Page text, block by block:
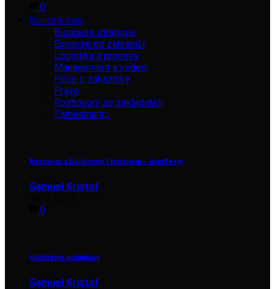
0
Business e-shopu
Business strategie
Expanze do zahraničí
Logistika a procesy
Management a vedení
Péče o zákazníky
Právo
Rozhovory se zakladateli
Zaměstnanci
Rozhovor s Daliborem Cicmanem – GymBeam
Samuel Kristof
0
Udržitelné podnikání
Samuel Kristof